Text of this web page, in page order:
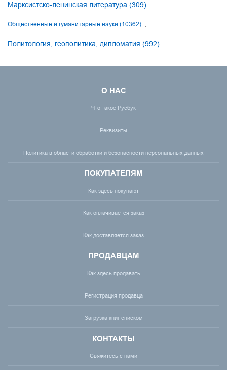
Марксистско-ленинская литература (309)
Общественные и гуманитарные науки (10362)
Политология, геополитика, дипломатия (992)
О НАС
Что такое Русбук
Реквизиты
Политика в области обработки и безопасности персональных данных
ПОКУПАТЕЛЯМ
Как здесь покупают
Как оплачивается заказ
Как доставляется заказ
ПРОДАВЦАМ
Как здесь продавать
Регистрация продавца
Загрузка книг списком
КОНТАКТЫ
Свяжитесь с нами